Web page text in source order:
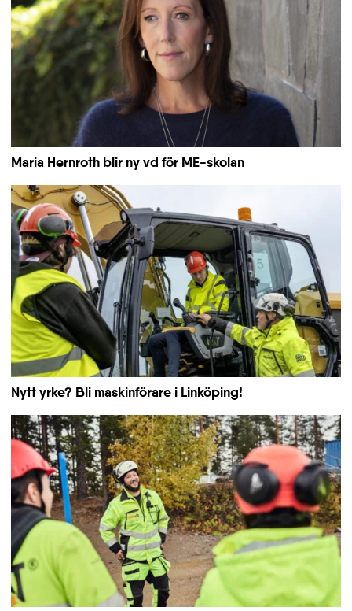
Maria Hernroth blir ny vd för ME-skolan
Nytt yrke? Bli maskinförare i Linköping!